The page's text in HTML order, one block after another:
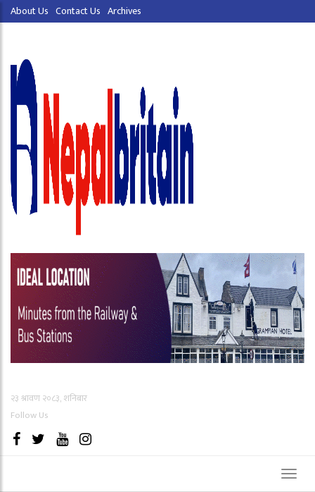
About Us Contact Us Archives
२३ श्रावण २०८३, शनिबार
Follow Us